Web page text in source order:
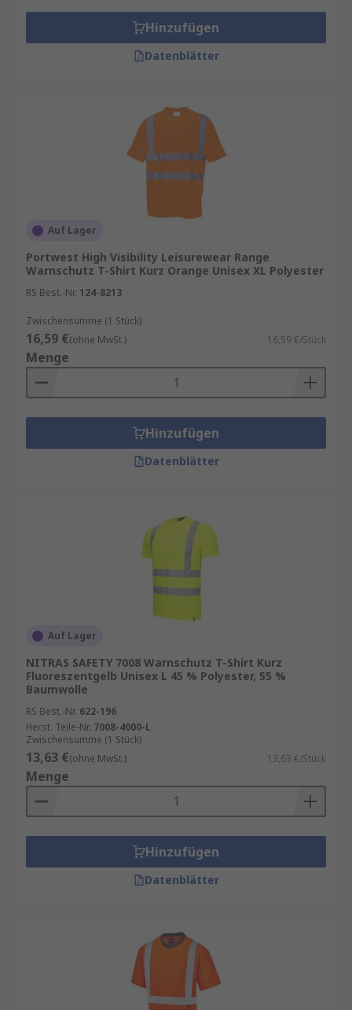
Hinzufügen
Datenblätter
Auf Lager
Portwest High Visibility Leisurewear Range
Warnschutz T-Shirt Kurz Orange Unisex XL Polyester
RS Best.-Nr. 124-8213
Zwischensumme (1 Stück)
16,59 €(ohne MwSt.) 16,59 €/Stück
Menge
Hinzufügen
Datenblätter
Auf Lager
NITRAS SAFETY 7008 Warnschutz T-Shirt Kurz
Fluoreszentgelb Unisex L 45 % Polyester, 55 %
Baumwolle
RS Best.-Nr. 622-196
Herst. Teile-Nr. 7008-4000-L
Zwischensumme (1 Stück)
13,63 €(ohne MwSt.) 13,63 €/Stück
Menge
Hinzufügen
Datenblätter